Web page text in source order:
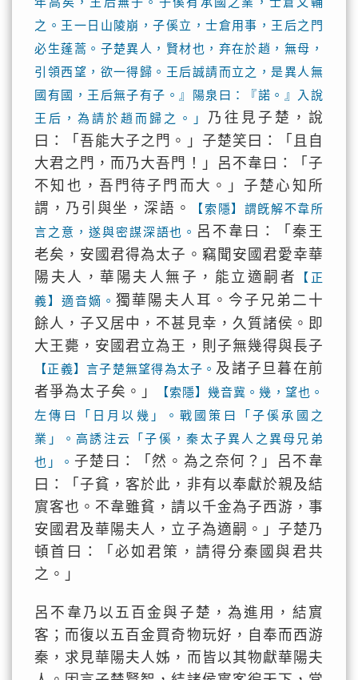
之。王一日山陵崩，子傒立，士倉用事，王后之門
必生蓬蒿。子楚異人，賢材也，弃在於趙，無母，
引領西望，欲一得歸。王后誠請而立之，是異人無
國有國，王后無子有子。』陽泉曰：『諾。』入說
王后，為請於趙而歸之。」 乃往見子楚，說
曰：「吾能大子之門。」子楚笑曰：「且自
大君之門，而乃大吾門！」呂不韋曰：「子
不知也，吾門待子門而大。」子楚心知所
謂，乃引與坐，深語。
【索隱】謂旣解不韋所
言之意，遂與密謀深語也。 呂不韋曰：「秦王
老矣，安國君得為太子。竊聞安國君愛幸華
陽夫人，華陽夫人無子，能立適嗣者
【正
義】適音嫡。獨華陽夫人耳。今子兄弟二十
餘人，子又居中，不甚見幸，久質諸侯。即
大王薨，安國君立為王，則子無幾得與長子
【正義】言子楚無望得為太子。 及諸子旦暮在前
者爭為太子矣。」
【索隱】幾音冀。幾，望也。
左傳曰「日月以幾」。戰國策曰「子傒承國之
業」。高誘注云「子傒，秦太子異人之異母兄弟
也」。 子楚曰：「然。為之奈何？」呂不韋
曰：「子貧，客於此，非有以奉獻於親及結
賔客也。不韋雖貧，請以千金為子西游，事
安國君及華陽夫人，立子為適嗣。」子楚乃
頓首曰：「必如君策，請得分秦國與君共
之。」
呂不韋乃以五百金與子楚，為進用，結賔
客；而復以五百金買奇物玩好，自奉而西游
秦，求見華陽夫人姊，而皆以其物獻華陽夫